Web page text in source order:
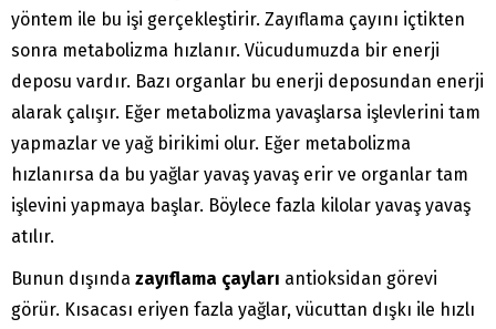
yöntem ile bu işi gerçekleştirir. Zayıflama çayını içtikten
sonra metabolizma hızlanır. Vücudumuzda bir enerji
deposu vardır. Bazı organlar bu enerji deposundan enerji
alarak çalışır. Eğer metabolizma yavaşlarsa işlevlerini tam
yapmazlar ve yağ birikimi olur. Eğer metabolizma
hızlanırsa da bu yağlar yavaş yavaş erir ve organlar tam
işlevini yapmaya başlar. Böylece fazla kilolar yavaş yavaş
atılır.
Bunun dışında zayıflama çayları antioksidan görevi
görür. Kısacası eriyen fazla yağlar, vücuttan dışkı ile hızlı